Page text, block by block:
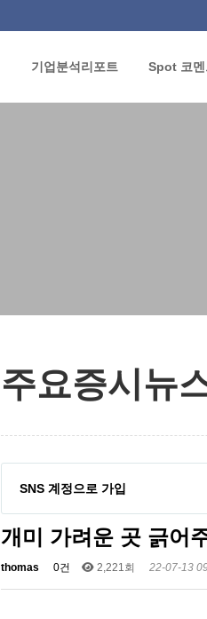
기업분석리포트 Spot 코멘
주요증시뉴
SNS 계정으로 가입
개미 가려운 곳 긁어
thomas 0건 2,221회 22-07-13